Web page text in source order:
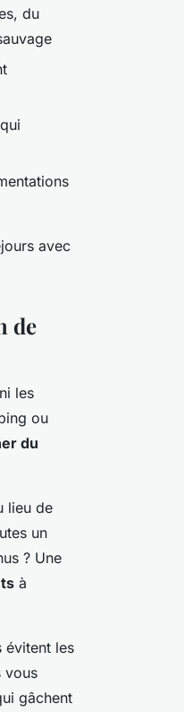
du
avec
de
les
ou
du
lieu de
un
? Une
à
évitent les
vous
gâchent